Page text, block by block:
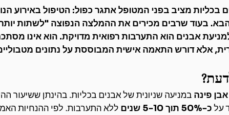
בכליות מציב בפני המטופל אתגר כפול: הטיפול באירוע
בעוד שרבים מכירים את ההמלצה הנפוצה "לשתות
למניעת אבנים הוא התערבות רפואית מדויקת. הוא אינו
אלא דורש התאמה אישית המבוססת על נתונים
פינה במניעה שניונית של אבנים בכליות. בהינתן ששיעור
על כ-50% תוך 5-10 שנים
ללא התערבות. לפי ההנחיות